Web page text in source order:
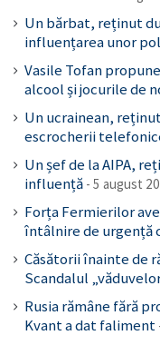
Un bărbat, reținut
influențarea unor
Vasile Tofan
alcool și jocurile de
Un ucrainean,
escrocherii
Un șef de la AIPA,
influență 5 august
Forța Fermierilor
întâlnire de urgență
Căsătorii înainte de
Scandalul
Rusia rămâne fără
Kvant a dat faliment